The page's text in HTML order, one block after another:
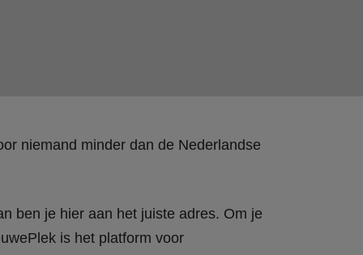
niemand minder dan de Nederlandse
ben je hier aan het juiste adres. Om je
is het platform voor